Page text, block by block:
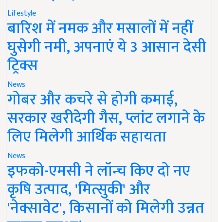
Lifestyle
बारिश में नमक और मसालों में नहीं
घुसेगी नमी, अपनाएं ये 3 आसान देसी
ट्रिक्स
News
गोबर और कचरे से होगी कमाई,
सरकार खरीदेगी गैस, प्लांट लगाने के
लिए मिलेगी आर्थिक सहायता
News
इफको-एमसी ने लॉन्च किए दो नए
कृषि उत्पाद, 'मित्सुकी' और
'नेक्सावेट', किसानों को मिलेगी उन्नत